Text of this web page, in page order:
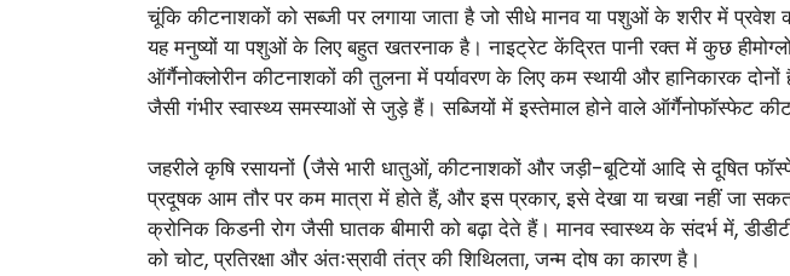
चूंकि कीटनाशकों को सब्जी पर लगाया जाता है जो सीधे मानव या पशुओं के शरीर में
यह मनुष्यों या पशुओं के लिए बहुत खतरनाक है। नाइट्रेट केंद्रित पानी रक्त में कुछ
ऑर्गैनोक्लोरीन कीटनाशकों की तुलना में पर्यावरण के लिए कम स्थायी और हानिकारक
जैसी गंभीर स्वास्थ्य समस्याओं से जुड़े हैं। सब्जियों में इस्तेमाल होने वाले ऑर्गैनोफॉस्फेट
जहरीले कृषि रसायनों (जैसे भारी धातुओं, कीटनाशकों और जड़ी-बूटियों आदि से दूषित
प्रदूषक आम तौर पर कम मात्रा में होते हैं, और इस प्रकार, इसे देखा या चखा नहीं जा
क्रोनिक किडनी रोग जैसी घातक बीमारी को बढ़ा देते हैं। मानव स्वास्थ्य के संदर्भ में,
को चोट, प्रतिरक्षा और अंतःस्रावी तंत्र की शिथिलता, जन्म दोष का कारण है।